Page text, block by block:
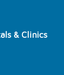
& Clinics